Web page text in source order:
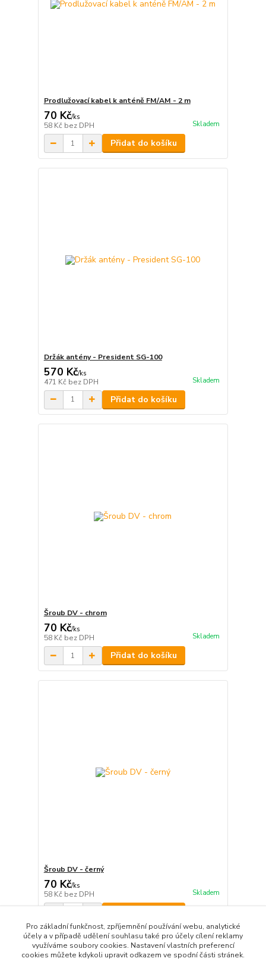
Prodlužovací kabel k anténě FM/AM - 2 m
70 Kč/ks
58 Kč bez DPH Skladem
Přidat do košíku
Držák antény - President SG-100
570 Kč/ks
471 Kč bez DPH Skladem
Přidat do košíku
Šroub DV - chrom
70 Kč/ks
58 Kč bez DPH Skladem
Přidat do košíku
Šroub DV - černý
70 Kč/ks
58 Kč bez DPH Skladem
strana z 1
Pro základní funkčnost, zpříjemnění používání webu, analytické
účely a v případě udělení souhlasu také pro účely cílení reklamy
využíváme soubory cookies. Nastavení vlastních preferencí
cookies můžete kdykoli upravit odkazem ve spodní části stránek.